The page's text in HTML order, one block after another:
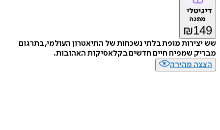
דיגיטלי
מתנה
₪149
שש יצירות מופת בלתי נשכחות של התיאטרון העולמי, בתרגום
מבריק שמפיח חיים חדשים בקלאסיקות האהובות.
הצצה מהירה